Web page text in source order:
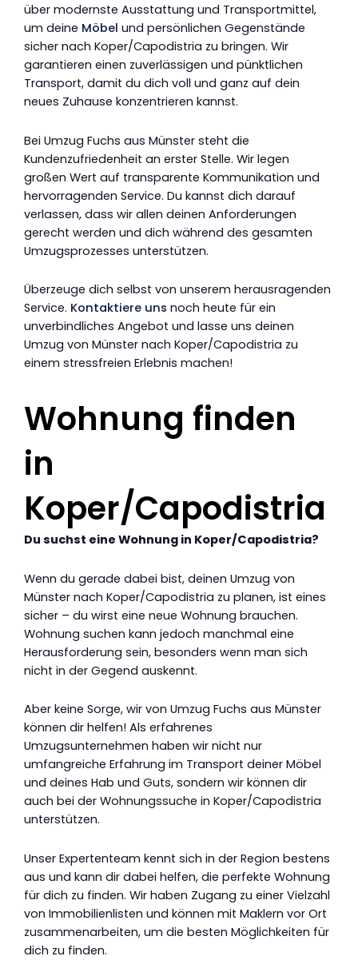
über modernste Ausstattung und Transportmittel,
um deine Möbel und persönlichen Gegenstände
sicher nach Koper/Capodistria zu bringen. Wir
garantieren einen zuverlässigen und pünktlichen
Transport, damit du dich voll und ganz auf dein
neues Zuhause konzentrieren kannst.
Bei Umzug Fuchs aus Münster steht die
Kundenzufriedenheit an erster Stelle. Wir legen
großen Wert auf transparente Kommunikation und
hervorragenden Service. Du kannst dich darauf
verlassen, dass wir allen deinen Anforderungen
gerecht werden und dich während des gesamten
Umzugsprozesses unterstützen.
Überzeuge dich selbst von unserem herausragenden
Service. Kontaktiere uns noch heute für ein
unverbindliches Angebot und lasse uns deinen
Umzug von Münster nach Koper/Capodistria zu
einem stressfreien Erlebnis machen!
Wohnung finden
in
Koper/Capodistria
Du suchst eine Wohnung in Koper/Capodistria?
Wenn du gerade dabei bist, deinen Umzug von
Münster nach Koper/Capodistria zu planen, ist eines
sicher – du wirst eine neue Wohnung brauchen.
Wohnung suchen kann jedoch manchmal eine
Herausforderung sein, besonders wenn man sich
nicht in der Gegend auskennt.
Aber keine Sorge, wir von Umzug Fuchs aus Münster
können dir helfen! Als erfahrenes
Umzugsunternehmen haben wir nicht nur
umfangreiche Erfahrung im Transport deiner Möbel
und deines Hab und Guts, sondern wir können dir
auch bei der Wohnungssuche in Koper/Capodistria
unterstützen.
Unser Expertenteam kennt sich in der Region bestens
aus und kann dir dabei helfen, die perfekte Wohnung
für dich zu finden. Wir haben Zugang zu einer Vielzahl
von Immobilienlisten und können mit Maklern vor Ort
zusammenarbeiten, um die besten Möglichkeiten für
dich zu finden.